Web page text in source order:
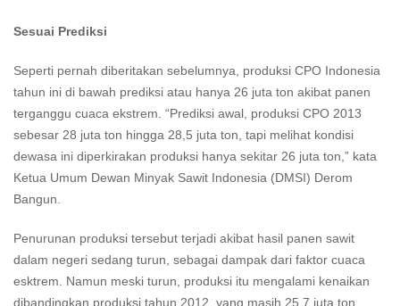
Sesuai Prediksi
Seperti pernah diberitakan sebelumnya, produksi CPO Indonesia
tahun ini di bawah prediksi atau hanya 26 juta ton akibat panen
terganggu cuaca ekstrem. “Prediksi awal, produksi CPO 2013
sebesar 28 juta ton hingga 28,5 juta ton, tapi melihat kondisi
dewasa ini diperkirakan produksi hanya sekitar 26 juta ton,” kata
Ketua Umum Dewan Minyak Sawit Indonesia (DMSI) Derom
Bangun.
Penurunan produksi tersebut terjadi akibat hasil panen sawit
dalam negeri sedang turun, sebagai dampak dari faktor cuaca
esktrem. Namun meski turun, produksi itu mengalami kenaikan
dibandingkan produksi tahun 2012, yang masih 25,7 juta ton.